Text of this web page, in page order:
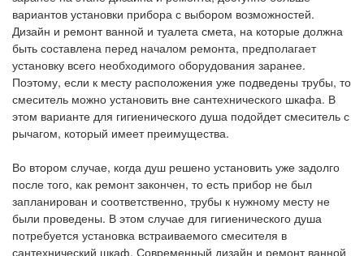
вариантов установки прибора с выбором возможностей.
Дизайн и ремонт ванной и туалета смета, на которые должна
быть составлена перед началом ремонта, предполагает
установку всего необходимого оборудования заранее.
Поэтому, если к месту расположения уже подведены трубы, то
смеситель можно установить вне сантехнического шкафа. В
этом варианте для гигиенического душа подойдет смеситель с
рычагом, который имеет преимущества.
Во втором случае, когда душ решено установить уже задолго
после того, как ремонт закончен, то есть прибор не был
запланирован и соответственно, трубы к нужному месту не
были проведены. В этом случае для гигиенического душа
потребуется установка встраиваемого смесителя в
сантехнический шкаф. Современный дизайн и ремонт ванной